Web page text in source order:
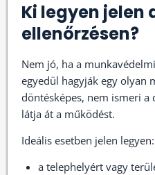
Ki legyen jelen
ellenőrzésen?
Nem jó, ha a
egyedül hagyják egy olyan
döntésképes, nem ismeri
látja át a működést.
Ideális esetben jelen legyen:
a telephelyért vagy